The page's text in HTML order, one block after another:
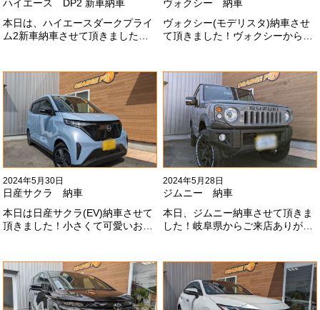
ハイエース DP2 新車納車
本日は、ハイエースダークプライ
ム2新車納車させて頂きました！
ました#x1f60a;
ヴォクシー 納車
ヴォクシー(モデリスタ)納車させ
て頂きました！ヴォクシーからヴ
利用頂きありがとうございます
#x1f60a;
2024年5月30日
日産サクラ 納車
本日は日産サクラ(EV)納車させて
頂きました！小さくて可愛いお車
#x1f60a;#x1f60a;M様ありがとう
ございました#x1f60a;
2024年5月28日
ジムニー 納車
本日、ジムニー納車させて頂きま
した！岐阜県からご来店ありがと
ープンカントリー、ホイールと、
可愛い仕様になりました！これか
らもよろしくお願いします
#x1f647;#x200d;#x2640;#xfe0f;